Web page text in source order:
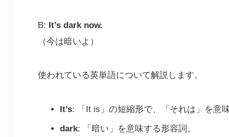
B: It’s dark now.
（今は暗いよ）
使われている英単語について解説します。
It’s: 「It is」の短縮形で、「それは」を意
dark: 「暗い」を意味する形容詞。